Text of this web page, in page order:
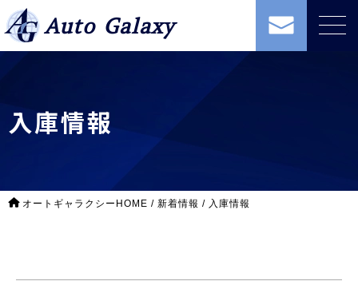
Auto Galaxy
入庫情報
オートギャラクシーHOME / 新着情報 / 入庫情報